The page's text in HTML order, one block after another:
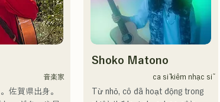
音楽家
佐賀県出身。
Shoko Matono
ca sĩ kiêm nhạc sĩ
Từ nhỏ, cô đã hoạt động trong